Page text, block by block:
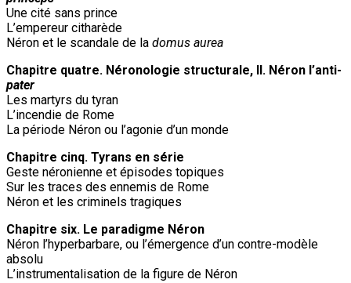
Une cité sans prince
L’empereur citharède
Néron et le scandale de la domus aurea
Chapitre quatre. Néronologie structurale, II. Néron l’anti-
pater
Les martyrs du tyran
L’incendie de Rome
La période Néron ou l’agonie d’un monde
Chapitre cinq. Tyrans en série
Geste néronienne et épisodes topiques
Sur les traces des ennemis de Rome
Néron et les criminels tragiques
Chapitre six. Le paradigme Néron
Néron l’hyperbarbare, ou l’émergence d’un contre-modèle
absolu
L’instrumentalisation de la figure de Néron